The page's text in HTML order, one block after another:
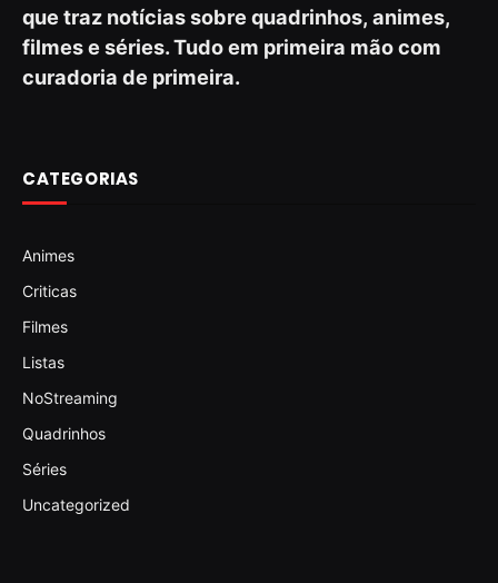
que traz notícias sobre quadrinhos, animes,
filmes e séries. Tudo em primeira mão com
curadoria de primeira.
CATEGORIAS
Animes
Criticas
Filmes
Listas
NoStreaming
Quadrinhos
Séries
Uncategorized